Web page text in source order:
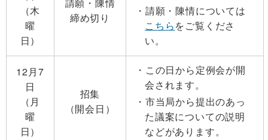
（木
曜
日）
締め切り
請願・陳情については
こちらをご覧くださ
い。
12月7
日
（月
曜
日）
招集
（開会日）
この日から定例会が開
会されます。
市当局から提出のあっ
た議案についての説明
などがあります。